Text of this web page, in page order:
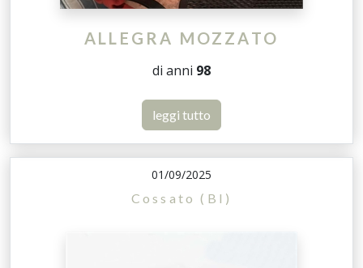
ALLEGRA MOZZATO
di anni 98
leggi tutto
01/09/2025
Cossato (BI)